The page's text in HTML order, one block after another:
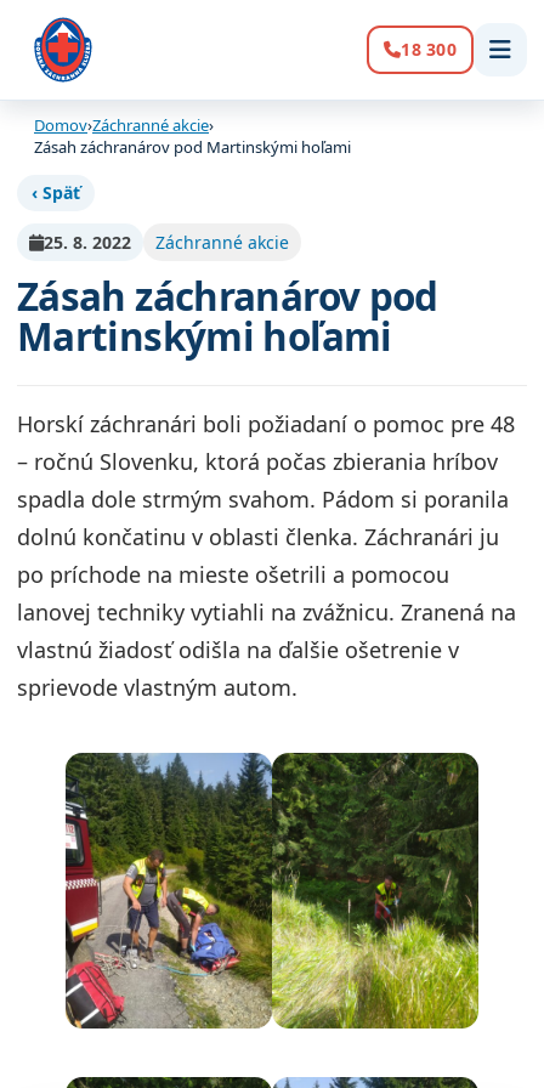
Volanie:
18 300
Domov›Záchranné akcie›
Zásah záchranárov pod Martinskými hoľami
‹ Späť
25. 8. 2022 Záchranné akcie
Zásah záchranárov pod
Martinskými hoľami
Horskí záchranári boli požiadaní o pomoc pre 48
– ročnú Slovenku, ktorá počas zbierania hríbov
spadla dole strmým svahom. Pádom si poranila
dolnú končatinu v oblasti členka. Záchranári ju
po príchode na mieste ošetrili a pomocou
lanovej techniky vytiahli na zvážnicu. Zranená na
vlastnú žiadosť odišla na ďalšie ošetrenie v
sprievode vlastným autom.